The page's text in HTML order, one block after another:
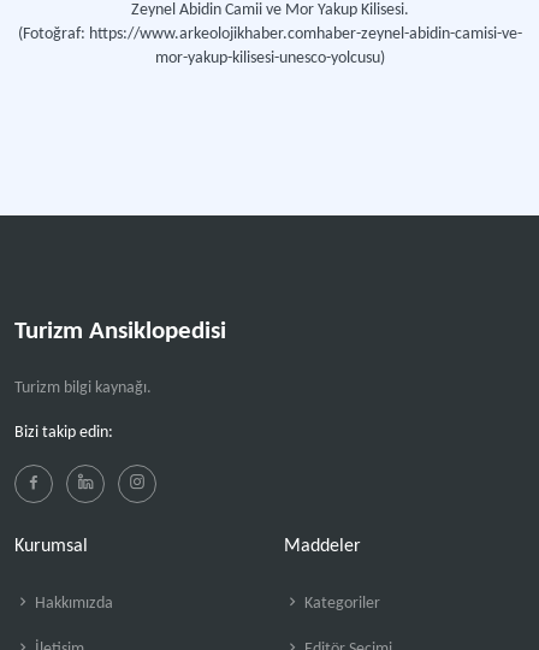
Zeynel Abidin Camii ve Mor Yakup Kilisesi.
(Fotoğraf: https://www.arkeolojikhaber.comhaber-zeynel-abidin-camisi-ve-
mor-yakup-kilisesi-unesco-yolcusu)
Turizm Ansiklopedisi
Turizm bilgi kaynağı.
Bizi takip edin:
Kurumsal
Hakkımızda
Maddeler
Kategoriler